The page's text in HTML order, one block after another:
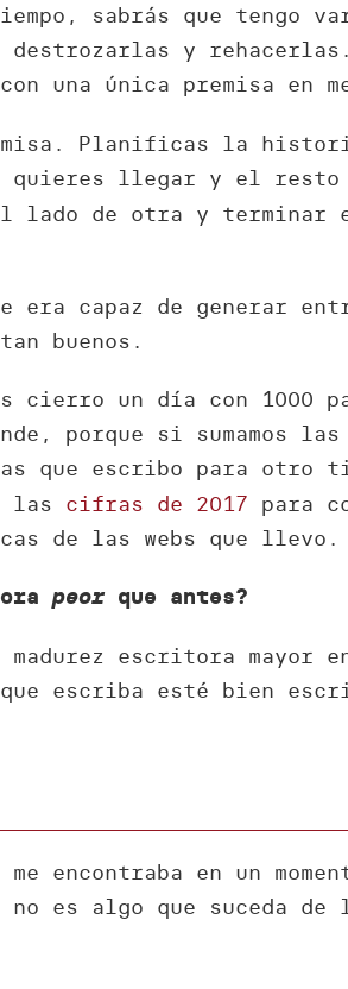
sabrás que tengo
destrozarlas y
una única premisa en
Planificas la
quieres llegar y el resto
lado de otra y
era capaz de generar
buenos.
cierro un día con 1000
porque si sumamos
que escribo para otro
las cifras de 2017 para
de las webs que llevo.
peor que antes?
escritora mayor
escriba esté bien
me encontraba en un
es algo que suceda de